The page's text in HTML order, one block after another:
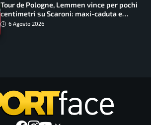
Tour de Pologne, Lemmen vince per pochi
centimetri su Scaroni: maxi-caduta e
tappa accorciata
6 Agosto 2026